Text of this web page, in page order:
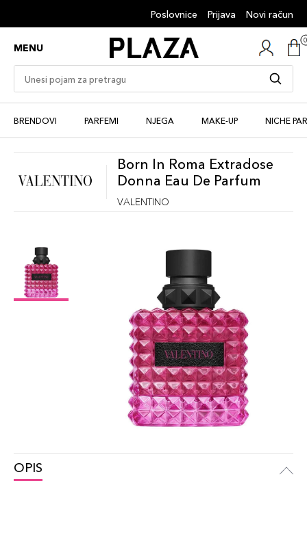
Poslovnice Prijava Novi račun
MENU
BRENDOVI PARFEMI NJEGA MAKE-UP NICHE
Born In Roma Extradose
Donna Eau De Parfum
VALENTINO
OPIS